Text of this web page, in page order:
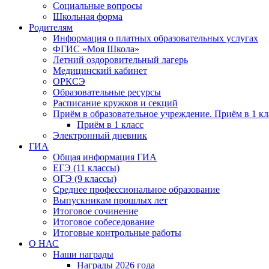
Социальные вопросы
Школьная форма
Родителям
Информация о платных образовательных услугах
ФГИС «Моя Школа»
Летний оздоровительный лагерь
Медицинский кабинет
ОРКСЭ
Образовательные ресурсы
Расписание кружков и секций
Приём в образовательное учреждение. Приём в 1
Приём в 1 класс
Электронный дневник
ГИА
Общая информация ГИА
ЕГЭ (11 классы)
ОГЭ (9 классы)
Среднее профессиональное образование
Выпускникам прошлых лет
Итоговое сочинение
Итоговое собеседование
Итоговые контрольные работы
О НАС
Наши награды
Награды 2026 года